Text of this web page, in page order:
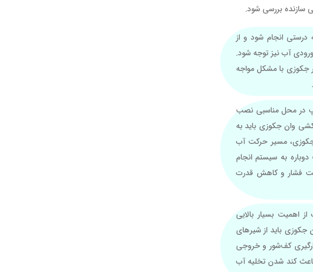
سازنده بررسی شود.
انجام شود و از
ورودی آب نیز توجه شود.
جکوزی با مشکل مواجه
در محل مناسبی نصب
وان جکوزی باید به
مسیر حرکت آب
به سیستم انجام
افت فشار و کاهش قدرت
اهمیت بسیار بالایی
باید از شیرهای
کف‌شور و خروجی
کند شدن تخلیه آب